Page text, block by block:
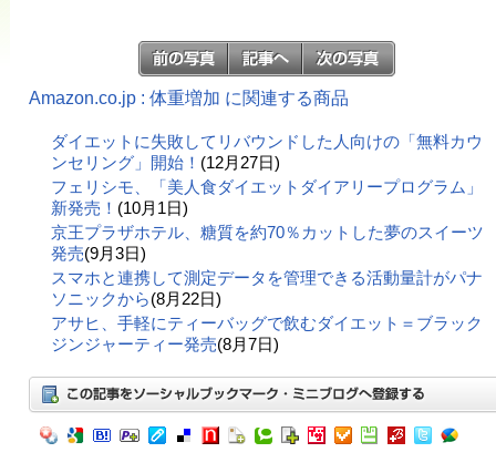
Amazon.co.jp : 体重増加 に関連する商品
ダイエットに失敗してリバウンドした人向けの「無料カウ
ンセリング」開始！ (12月27日)
フェリシモ、「美人食ダイエットダイアリープログラム」
新発売！ (10月1日)
京王プラザホテル、糖質を約70％カットした夢のスイーツ
発売(9月3日)
スマホと連携して測定データを管理できる活動量計がパナ
ソニックから(8月22日)
アサヒ、手軽にティーバッグで飲むダイエット＝ブラック
ジンジャーティー発売(8月7日)